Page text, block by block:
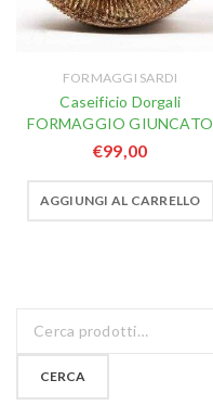
FORMAGGI SARDI
Caseificio Dorgali
FORMAGGIO GIUNCATO
€99,00
AGGIUNGI AL CARRELLO
CERCA